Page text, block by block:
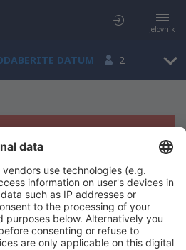
Jelovnik
DATUM 2
da prikažemo
druge kriterijume